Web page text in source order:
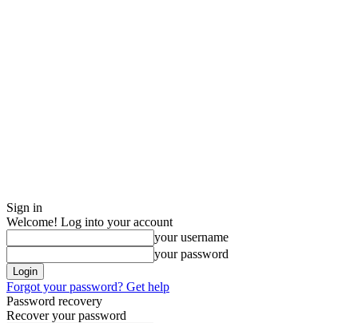
Sign in
Welcome! Log into your account
your username
your password
Forgot your password? Get help
Password recovery
Recover your password